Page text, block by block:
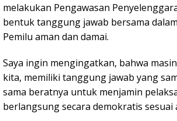
melakukan Pengawasan
bentuk tanggung jawab bersama
Pemilu aman dan damai.
Saya ingin mengingatkan, bahwa
kita, memiliki tanggung jawab yang
sama beratnya untuk menjamin
berlangsung secara demokratis sesuai